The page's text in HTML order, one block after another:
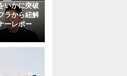
いかに突破
ラから紐解
ーレポー